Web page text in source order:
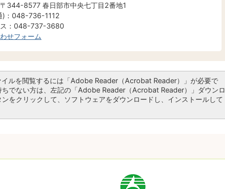
344-8577 春日部市中央七丁目2番地1
)：048-736-1112
ス：048-737-3680
せフォーム
イルを閲覧するには「Adobe Reader（Acrobat Reader）」が必要で
ちでない方は、左記の「Adobe Reader（Acrobat Reader）」ダウンロ
ンをクリックして、ソフトウェアをダウンロードし、インストールして
市